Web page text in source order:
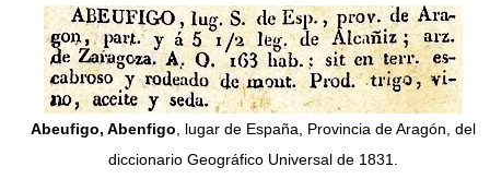
Abeufigo, Abenfigo , lugar de España, Provincia de Aragón, del
diccionario Geográfico Universal de 1831.